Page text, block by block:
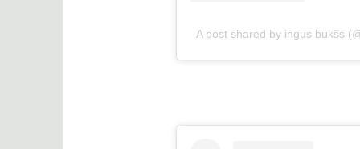
A post shared by ingus bukšs